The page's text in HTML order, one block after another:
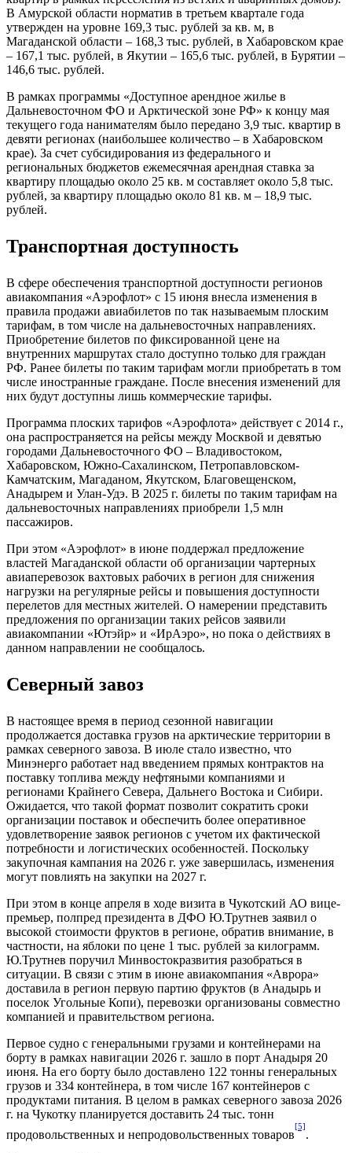
В Амурской области норматив в третьем квартале года
утвержден на уровне 169,3 тыс. рублей за кв. м, в
Магаданской области – 168,3 тыс. рублей, в Хабаровском крае
– 167,1 тыс. рублей, в Якутии – 165,6 тыс. рублей, в Бурятии –
146,6 тыс. рублей.
В рамках программы «Доступное арендное жилье в
Дальневосточном ФО и Арктической зоне РФ» к концу мая
текущего года нанимателям было передано 3,9 тыс. квартир в
девяти регионах (наибольшее количество – в Хабаровском
крае). За счет субсидирования из федерального и
региональных бюджетов ежемесячная арендная ставка за
квартиру площадью около 25 кв. м составляет около 5,8 тыс.
рублей, за квартиру площадью около 81 кв. м – 18,9 тыс.
рублей.
Транспортная доступность
В сфере обеспечения транспортной доступности регионов
авиакомпания «Аэрофлот» с 15 июня внесла изменения в
правила продажи авиабилетов по так называемым плоским
тарифам, в том числе на дальневосточных направлениях.
Приобретение билетов по фиксированной цене на
внутренних маршрутах стало доступно только для граждан
РФ. Ранее билеты по таким тарифам могли приобретать в том
числе иностранные граждане. После внесения изменений для
них будут доступны лишь коммерческие тарифы.
Программа плоских тарифов «Аэрофлота» действует с 2014 г.,
она распространяется на рейсы между Москвой и девятью
городами Дальневосточного ФО – Владивостоком,
Хабаровском, Южно-Сахалинском, Петропавловском-
Камчатским, Магаданом, Якутском, Благовещенском,
Анадырем и Улан-Удэ. В 2025 г. билеты по таким тарифам на
дальневосточных направлениях приобрели 1,5 млн
пассажиров.
При этом «Аэрофлот» в июне поддержал предложение
властей Магаданской области об организации чартерных
авиаперевозок вахтовых рабочих в регион для снижения
нагрузки на регулярные рейсы и повышения доступности
перелетов для местных жителей. О намерении представить
предложения по организации таких рейсов заявили
авиакомпании «Ютэйр» и «ИрАэро», но пока о действиях в
данном направлении не сообщалось.
Северный завоз
В настоящее время в период сезонной навигации
продолжается доставка грузов на арктические территории в
рамках северного завоза. В июле стало известно, что
Минэнерго работает над введением прямых контрактов на
поставку топлива между нефтяными компаниями и
регионами Крайнего Севера, Дальнего Востока и Сибири.
Ожидается, что такой формат позволит сократить сроки
организации поставок и обеспечить более оперативное
удовлетворение заявок регионов с учетом их фактической
потребности и логистических особенностей. Поскольку
закупочная кампания на 2026 г. уже завершилась, изменения
могут повлиять на закупки на 2027 г.
При этом в конце апреля в ходе визита в Чукотский АО вице-
премьер, полпред президента в ДФО Ю.Трутнев заявил о
высокой стоимости фруктов в регионе, обратив внимание, в
частности, на яблоки по цене 1 тыс. рублей за килограмм.
Ю.Трутнев поручил Минвостокразвития разобраться в
ситуации. В связи с этим в июне авиакомпания «Аврора»
доставила в регион первую партию фруктов (в Анадырь и
поселок Угольные Копи), перевозки организованы совместно
компанией и правительством региона.
Первое судно с генеральными грузами и контейнерами на
борту в рамках навигации 2026 г. зашло в порт Анадыря 20
июня. На его борту было доставлено 122 тонны генеральных
грузов и 334 контейнера, в том числе 167 контейнеров с
продуктами питания. В целом в рамках северного завоза 2026
г. на Чукотку планируется доставить 24 тыс. тонн
продовольственных и непродовольственных товаров
[5]
.